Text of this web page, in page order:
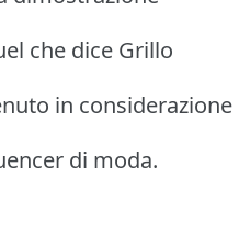
che dice Grillo
in considerazione
di moda.